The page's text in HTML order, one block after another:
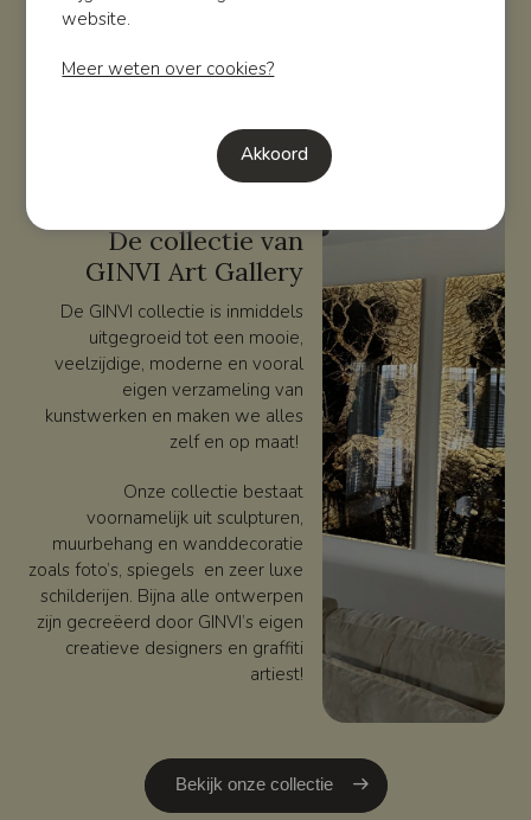
De collectie van
GINVI Art Gallery
De GINVI collectie is inmiddels
uitgegroeid tot een mooie,
veelzijdige, moderne en vooral
eigen verzameling van
kunstwerken en maken we alles
zelf en op maat!
Onze collectie bestaat
voornamelijk uit sculpturen,
muurbehang en wanddecoratie
zoals foto’s, spiegels en zeer luxe
schilderijen. Bijna alle ontwerpen
zijn gecreëerd door GINVI’s eigen
creatieve designers en graffiti
artiest!
Bekijk onze collectie
website.
Meer weten over cookies?
Akkoord